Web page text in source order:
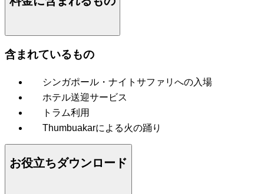
含まれているもの
シンガポール・ナイトサファリへの入場
ホテル送迎サービス
トラム利用
Thumbuakarによる火の踊り
お役立ちダウンロード